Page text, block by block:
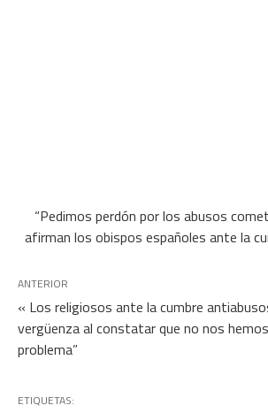
“Pedimos perdón por los abusos
afirman los obispos españoles ante la
ANTERIOR
« Los religiosos ante la cumbre
vergüenza al constatar que no nos
problema”
ETIQUETAS: